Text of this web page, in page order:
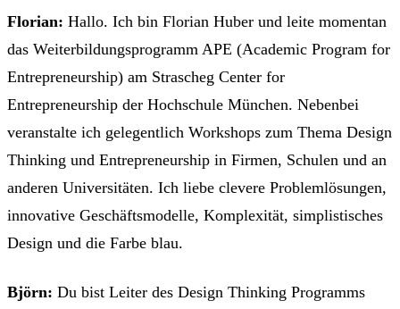
Florian: Hallo. Ich bin Florian Huber und leite momentan
das Weiterbildungsprogramm APE (Academic Program for
Entrepreneurship) am Strascheg Center for
Entrepreneurship der Hochschule München. Nebenbei
veranstalte ich gelegentlich Workshops zum Thema Design
Thinking und Entrepreneurship in Firmen, Schulen und an
anderen Universitäten. Ich liebe clevere Problemlösungen,
innovative Geschäftsmodelle, Komplexität, simplistisches
Design und die Farbe blau.
Björn: Du bist Leiter des Design Thinking Programms